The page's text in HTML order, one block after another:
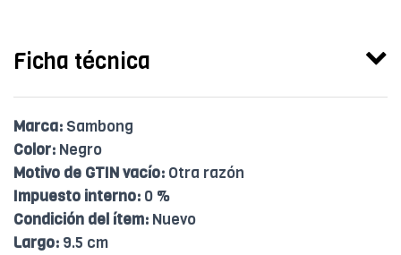
Ficha técnica
Marca: Sambong
Color: Negro
Motivo de GTIN vacío: Otra razón
Impuesto interno: 0 %
Condición del ítem: Nuevo
Largo: 9.5 cm